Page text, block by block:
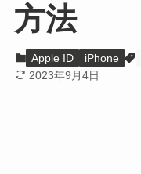
方法
Apple ID iPhone
2023年9月4日